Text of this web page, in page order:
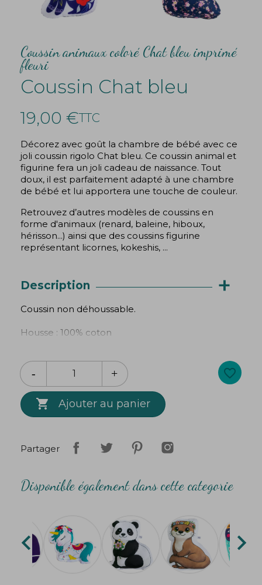
Coussin animaux coloré Chat bleu imprimé
fleuri
Coussin Chat bleu
19,00 €TTC
Décorez avec goût la chambre de bébé avec ce
joli coussin rigolo Chat bleu. Ce coussin animal et
figurine fera un joli cadeau de naissance. Tout
doux, il est parfaitement adapté à une chambre
de bébé et lui apportera une touche de couleur.
Retrouvez d’autres modèles de coussins en
forme d'animaux (renard, baleine, hiboux,
hérisson...) ainsi que des coussins figurine
représentant licornes, kokeshis, ...
Description +
Coussin non déhoussable.
Housse : 100% coton
Hauteur : 36 cm/ Largeur : 27 cm
Lavable en machine à 30°.
 Ajouter au panier
favorite_border
Partager
Disponible également dans cette categorie
 